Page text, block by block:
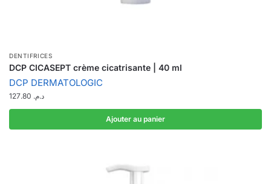
DENTIFRICES
DCP CICASEPT crème cicatrisante | 40 ml
DCP DERMATOLOGIC
د.م.
Ajouter au panier